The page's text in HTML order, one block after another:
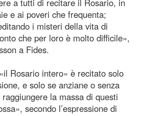
a tutti di recitare il Rosario, in
e ai poveri che frequenta;
i misteri della vita di
che per loro è molto difficile»,
a Fides.
Rosario intero» è recitato solo
e solo se anziane o senza
la massa di questi
secondo l’espressione di